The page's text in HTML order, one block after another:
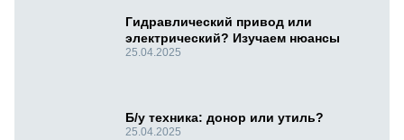
Гидравлический привод или
электрический? Изучаем нюансы
25.04.2025
Б/у техника: донор или утиль?
25.04.2025